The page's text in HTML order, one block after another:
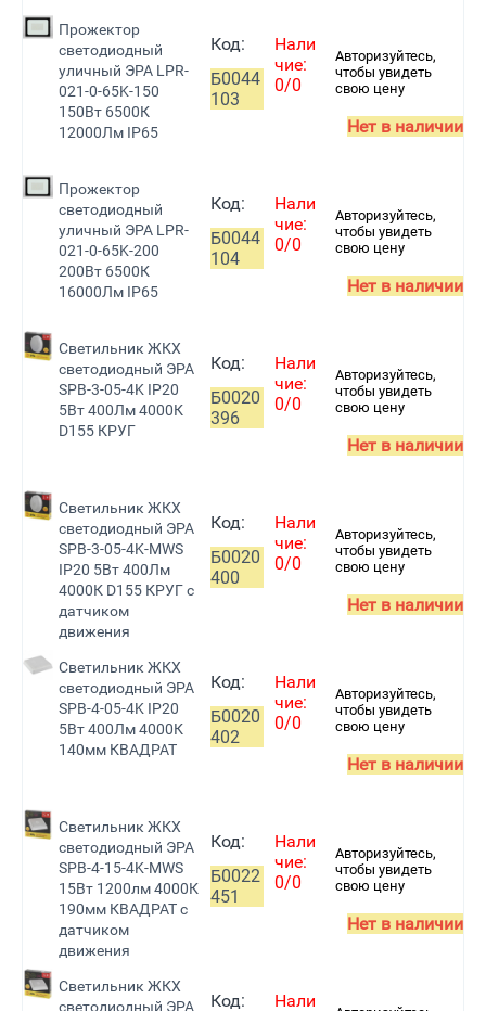
Прожектор
светодиодный
уличный ЭРА LPR-
021-0-65K-150
150Вт 6500К
12000Лм IP65
Код:
Б0044
103
Нали
чие:
0/0
Авторизуйтесь,
чтобы увидеть
свою цену
Нет в наличии
Прожектор
светодиодный
уличный ЭРА LPR-
021-0-65K-200
200Вт 6500К
16000Лм IP65
Код:
Б0044
104
Нали
чие:
0/0
Авторизуйтесь,
чтобы увидеть
свою цену
Нет в наличии
Светильник ЖКХ
светодиодный ЭРА
SPB-3-05-4K IP20
5Вт 400Лм 4000К
D155 КРУГ
Код:
Б0020
396
Нали
чие:
0/0
Авторизуйтесь,
чтобы увидеть
свою цену
Нет в наличии
Светильник ЖКХ
светодиодный ЭРА
SPB-3-05-4K-MWS
IP20 5Вт 400Лм
4000К D155 КРУГ с
датчиком
движения
Код:
Б0020
400
Нали
чие:
0/0
Авторизуйтесь,
чтобы увидеть
свою цену
Нет в наличии
Светильник ЖКХ
светодиодный ЭРА
SPB-4-05-4K IP20
5Вт 400Лм 4000К
140мм КВАДРАТ
Код:
Б0020
402
Нали
чие:
0/0
Авторизуйтесь,
чтобы увидеть
свою цену
Нет в наличии
Светильник ЖКХ
светодиодный ЭРА
SPB-4-15-4K-MWS
15Вт 1200лм 4000К
190мм КВАДРАТ с
датчиком
движения
Код:
Б0022
451
Нали
чие:
0/0
Авторизуйтесь,
чтобы увидеть
свою цену
Нет в наличии
Светильник ЖКХ
светодиодный ЭРА
Код:
Нали